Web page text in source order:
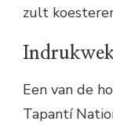
zult
Een van de
Tapantí